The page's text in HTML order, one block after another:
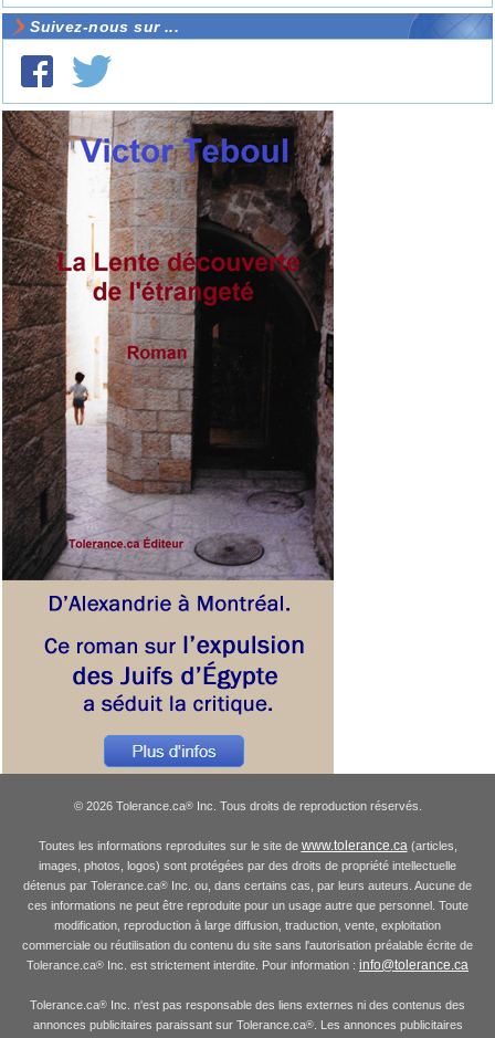
Suivez-nous sur ...
© 2026 Tolerance.ca®Inc. Tous droits de reproduction réservés.
Toutes les informations reproduites sur le site de www.tolerance.ca (articles,
images, photos, logos) sont protégées par des droits de propriété intellectuelle
détenus par Tolerance.ca® Inc. ou, dans certains cas, par leurs auteurs. Aucune de
ces informations ne peut être reproduite pour un usage autre que personnel. Toute
modification, reproduction à large diffusion, traduction, vente, exploitation
commerciale ou réutilisation du contenu du site sans l'autorisation préalable écrite de
Tolerance.ca® Inc. est strictement interdite. Pour information : info@tolerance.ca
Tolerance.ca® Inc. n'est pas responsable des liens externes ni des contenus des
annonces publicitaires paraissant sur Tolerance.ca®. Les annonces publicitaires